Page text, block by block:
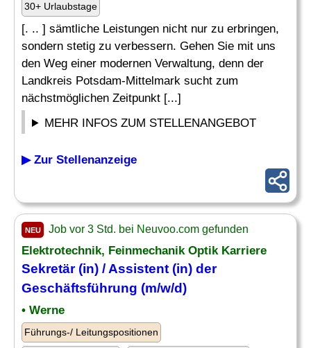
30+ Urlaubstage
[. .. ] sämtliche Leistungen nicht nur zu erbringen,
sondern stetig zu verbessern. Gehen Sie mit uns
den Weg einer modernen Verwaltung, denn der
Landkreis Potsdam-Mittelmark sucht zum
nächstmöglichen Zeitpunkt [...]
MEHR INFOS ZUM STELLENANGEBOT
▶ Zur Stellenanzeige
NEU Job vor 3 Std. bei Neuvoo.com gefunden
Elektrotechnik, Feinmechanik Optik Karriere
Sekretär(in) / Assistent (in) der
Geschäftsführung (m/w/d)
• Werne
Führungs-/ Leitungspositionen